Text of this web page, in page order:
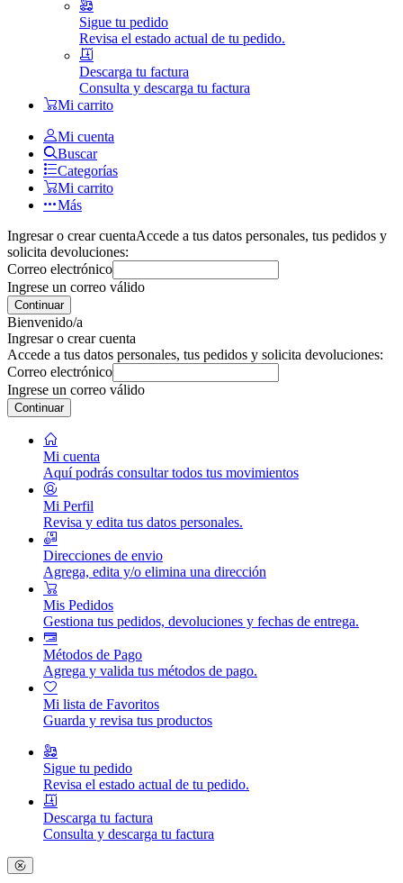
Sigue tu pedido
Revisa el estado actual de tu pedido.
Descarga tu factura
Consulta y descarga tu factura
Mi carrito
Mi cuenta
Buscar
Categorías
Mi carrito
Más
Ingresar o crear cuentaAccede a tus datos personales, tus pedidos y
solicita devoluciones:
Correo electrónico
Ingrese un correo válido
Continuar
Bienvenido/a
Ingresar o crear cuenta
Accede a tus datos personales, tus pedidos y solicita devoluciones:
Correo electrónico
Ingrese un correo válido
Continuar
Mi cuenta
Aquí podrás consultar todos tus movimientos
Mi Perfil
Revisa y edita tus datos personales.
Direcciones de envio
Agrega, edita y/o elimina una dirección
Mis Pedidos
Gestiona tus pedidos, devoluciones y fechas de entrega.
Métodos de Pago
Agrega y valida tus métodos de pago.
Mi lista de Favoritos
Guarda y revisa tus productos
Sigue tu pedido
Revisa el estado actual de tu pedido.
Descarga tu factura
Consulta y descarga tu factura